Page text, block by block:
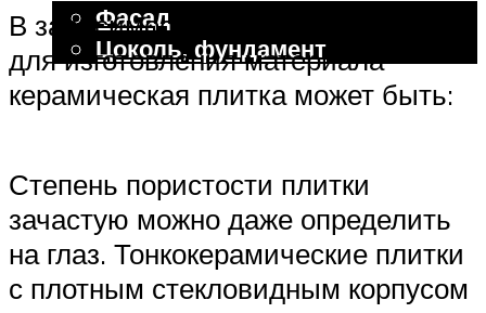
Фасад
Цоколь, фундамент
В зависимости от применяемого
для изготовления материала
керамическая плитка может быть:
Степень пористости плитки
зачастую можно даже определить
на глаз. Тонкокерамические плитки
с плотным стекловидным корпусом